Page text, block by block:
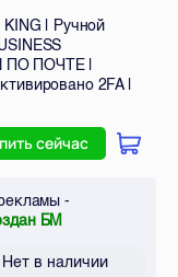
| Ручной
ПО ПОЧТЕ |
2FA |
сейчас
-
БМ
Нет в наличии